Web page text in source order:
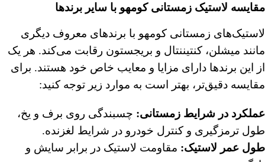
مقایسه لاستیک زمستانی کومهو با سایر برندها
لاستیک‌های زمستانی کومهو با برندهای معروف دیگری
مانند میشلن، کنتیننتال و بریجستون رقابت می‌کند. هر یک
از این برندها دارای مزایا و معایب خاص خود هستند. برای
مقایسه دقیق‌تر، بهتر است به موارد زیر توجه کنید:
عملکرد در شرایط زمستانی: چسبندگی روی برف و یخ،
طول ترمزگیری و کنترل خودرو در شرایط لغزنده.
طول عمر لاستیک: مقاومت لاستیک در برابر سایش و